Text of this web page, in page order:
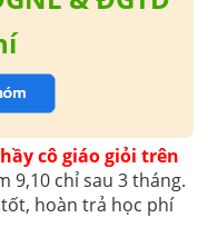
cô giáo giỏi trên
9,10 chỉ sau 3 tháng.
hoàn trả học phí